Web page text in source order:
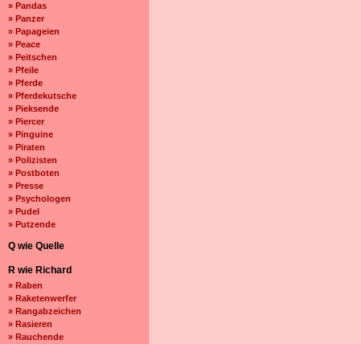
» Pandas
» Panzer
» Papageien
» Peace
» Peitschen
» Pfeile
» Pferde
» Pferdekutsche
» Pieksende
» Piercer
» Pinguine
» Piraten
» Polizisten
» Postboten
» Presse
» Psychologen
» Pudel
» Putzende
Q wie Quelle
R wie Richard
» Raben
» Raketenwerfer
» Rangabzeichen
» Rasieren
» Rauchende